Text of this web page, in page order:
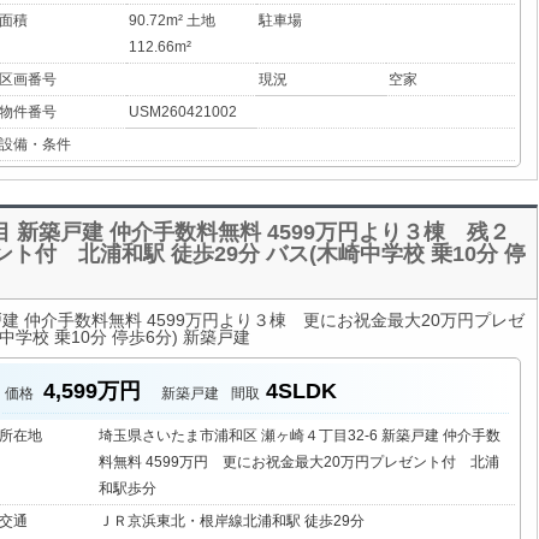
面積
90.72m² 土地
112.66m²
駐車場
区画番号 現況
空家
物件番号
USM260421002
設備・条件
新築戸建 仲介手数料無料 4599万円より３棟 残２
ト付 北浦和駅 徒歩29分 バス(木崎中学校 乗10分 停
仲介手数料無料 4599万円より３棟 更にお祝金最大20万円プレゼ
学校 乗10分 停歩6分) 新築戸建
価格 4,599万円 新築戸建 間取 4SLDK
所在地
埼玉県さいたま市浦和区 瀬ヶ崎４丁目32-6 新築戸建 仲介手数
料無料 4599万円 更にお祝金最大20万円プレゼント付 北浦
和駅歩分
交通
ＪＲ京浜東北・根岸線北浦和駅 徒歩29分